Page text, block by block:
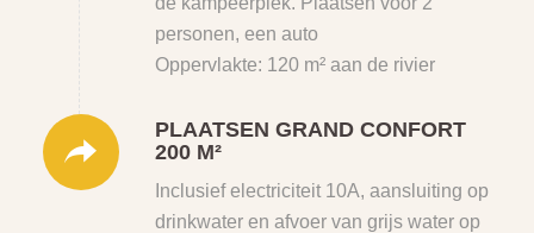
personen, een auto
Oppervlakte: 120 m² aan de rivier
PLAATSEN GRAND CONFORT
200 M²
Inclusief electriciteit 10A, aansluiting op
drinkwater en afvoer van grijs water op